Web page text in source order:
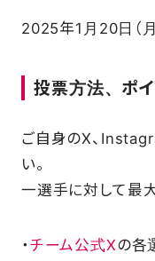
2025年1月20日（
投票方法、ポ
ご自身のX、
い。
一選手に対して最
・ チーム公式Xの各